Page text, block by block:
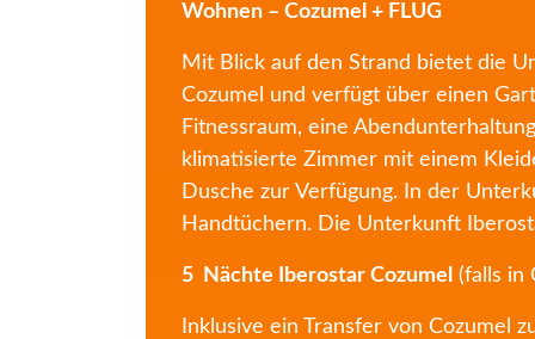
Wohnen – Cozumel + FLUG
Mit Blick auf den Strand bietet die
Cozumel und verfügt über einen
Fitnessraum, eine
klimatisierte Zimmer mit einem
Dusche zur Verfügung. In der
Handtüchern. Die Unterkunft
5 Nächte Iberostar Cozumel (falls in
Inklusive ein Transfer von Cozumel